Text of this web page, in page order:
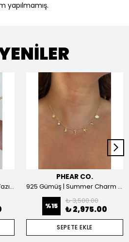
yapılmamış.
14K ALTIN | Unisex Kendi El Yazın ile İstediğini Yazdır Plaka Kolye
PHEAR CO.
925 Gümüş | Summer Charm Kolye
%15
₺ 3,500.00
₺ 2,975.00
SEPETE EKLE